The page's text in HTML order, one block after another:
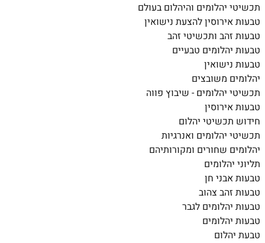
תכשיטי יהלומים והיהלום בעולם
טבעות אירוסין להצעת נישואין
טבעות זהב ותכשיטי זהב
טבעות יהלומים טבעיים
טבעות נישואין
יהלומים משובצים
תכשיטי יהלומים - שיבוץ פווה
טבעות אירוסין
חידוש תכשיטי יהלום
תכשיטי יהלומים ואנרגיות
יהלומים שחורים ומקורותיהם
תליוני יהלומים
טבעות אבני חן
טבעות זהב צהוב
טבעות יהלומים לגבר
טבעות יהלומים
טבעת יהלום